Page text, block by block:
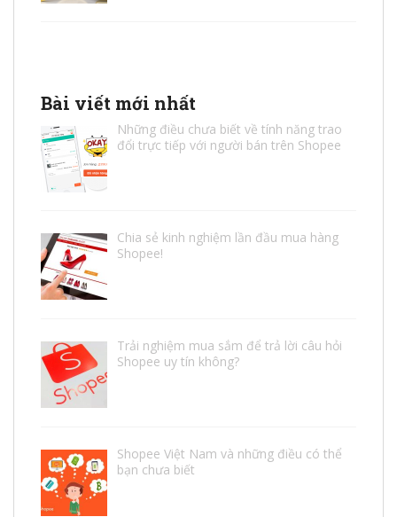
Bài viết mới nhất
Những điều chưa biết về tính năng trao
đổi trực tiếp với người bán trên Shopee
Chia sẻ kinh nghiệm lần đầu mua hàng
Shopee!
Trải nghiệm mua sắm để trả lời câu hỏi
Shopee uy tín không?
Shopee Việt Nam và những điều có thể
bạn chưa biết